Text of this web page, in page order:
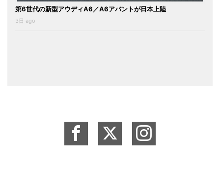
第6世代の新型アウディA6／A6アバントが日本上陸
3日 ago